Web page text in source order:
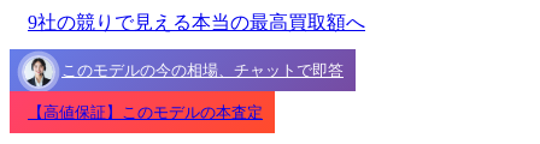
9社の競りで見える本当の最高買取額へ
このモデルの今の相場、チャットで即答
【高値保証】このモデルの本査定